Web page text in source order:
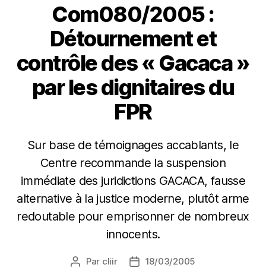
Com080/2005 :
Détournement et
contrôle des « Gacaca »
par les dignitaires du
FPR
Sur base de témoignages accablants, le
Centre recommande la suspension
immédiate des juridictions GACACA, fausse
alternative à la justice moderne, plutôt arme
redoutable pour emprisonner de nombreux
innocents.
Auteur
Par cliir
Date18/03/2005